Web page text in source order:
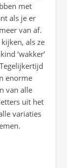
met
als je er
van af.
als ze
‘wakker’
enorme
van alle
uit het
variaties